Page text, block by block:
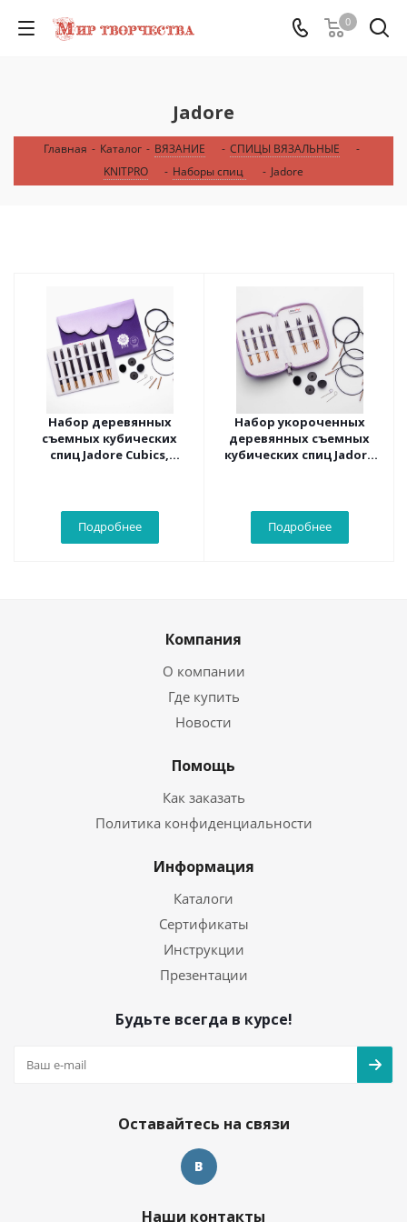
0
Jadore
Главная - Каталог - ВЯЗАНИЕ - СПИЦЫ ВЯЗАЛЬНЫЕ
-
KNITPRO
- Наборы спиц - Jadore
Набор деревянных
съемных кубических
спиц Jadore Cubics,
Подробнее
Набор укороченных
деревянных съемных
кубических спиц Jadore
Подробнее
Компания
О компании
Где купить
Новости
Помощь
Как заказать
Политика конфиденциальности
Информация
Каталоги
Сертификаты
Инструкции
Презентации
Будьте всегда в курсе!
Оставайтесь на связи
Наши контакты